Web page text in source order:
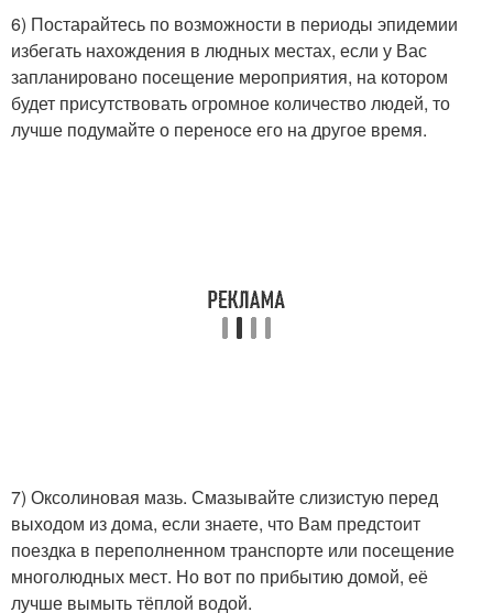
6) Постарайтесь по возможности в периоды эпидемии
избегать нахождения в людных местах, если у Вас
запланировано посещение мероприятия, на котором
будет присутствовать огромное количество людей, то
лучше подумайте о переносе его на другое время.
7) Оксолиновая мазь. Смазывайте слизистую перед
выходом из дома, если знаете, что Вам предстоит
поездка в переполненном транспорте или посещение
многолюдных мест. Но вот по прибытию домой, её
лучше вымыть тёплой водой.